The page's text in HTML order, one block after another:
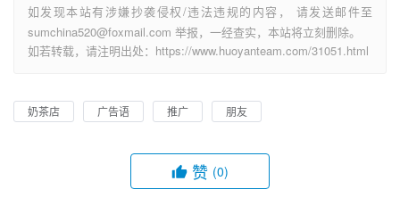
如发现本站有涉嫌抄袭侵权/违法违规的内容， 请发送邮件至
sumchina520@foxmail.com 举报，一经查实，本站将立刻删除。
如若转载，请注明出处：https://www.huoyanteam.com/31051.html
奶茶店 广告语 推广 朋友
赞 (0)